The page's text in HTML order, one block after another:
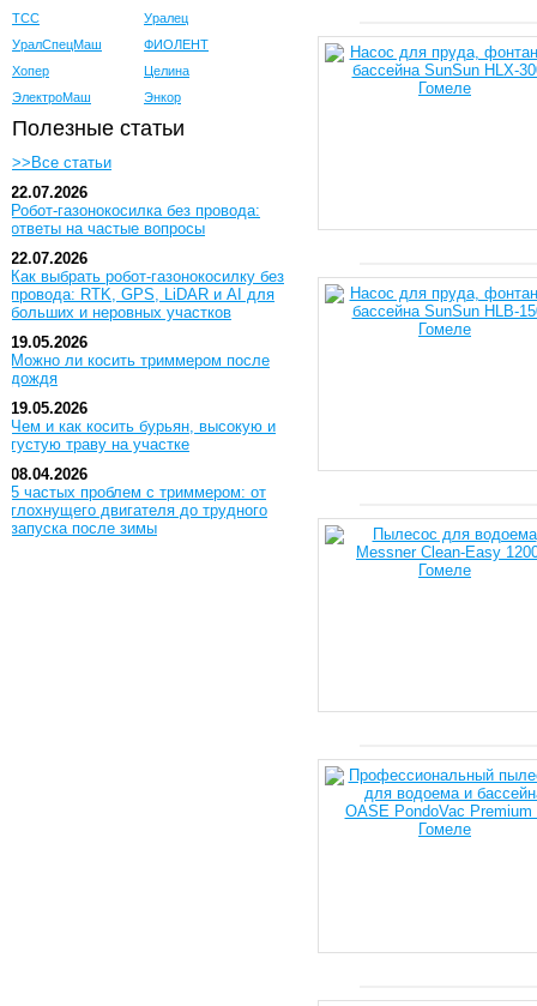
ТСС
Уралец
УралСпецМаш
ФИОЛЕНТ
Хопер
Целина
ЭлектроМаш
Энкор
Полезные статьи
>>Все статьи
22.07.2026
Робот-газонокосилка без провода:
ответы на частые вопросы
22.07.2026
Как выбрать робот-газонокосилку без
провода: RTK, GPS, LiDAR и AI для
больших и неровных участков
19.05.2026
Можно ли косить триммером после
дождя
19.05.2026
Чем и как косить бурьян, высокую и
густую траву на участке
08.04.2026
5 частых проблем с триммером: от
глохнущего двигателя до трудного
запуска после зимы